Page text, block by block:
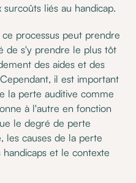
liés au handicap.
processus peut prendre
de s'y prendre le plus tôt
des aides et des
il est important
la perte auditive comme
à l'autre en fonction
le degré de perte
les causes de la perte
et le contexte